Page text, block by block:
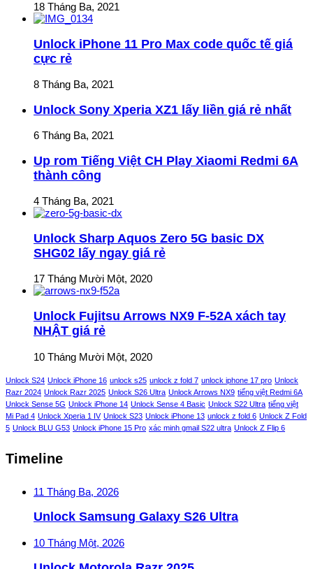
18 Tháng Ba, 2021
Unlock iPhone 11 Pro Max code quốc tế giá
cực rẻ
8 Tháng Ba, 2021
Unlock Sony Xperia XZ1 lấy liền giá rẻ nhất
6 Tháng Ba, 2021
Up rom Tiếng Việt CH Play Xiaomi Redmi 6A
thành công
4 Tháng Ba, 2021
Unlock Sharp Aquos Zero 5G basic DX
SHG02 lấy ngay giá rẻ
17 Tháng Mười Một, 2020
Unlock Fujitsu Arrows NX9 F-52A xách tay
NHẬT giá rẻ
10 Tháng Mười Một, 2020
Unlock S24 Unlock iPhone 16 unlock s25 unlock z fold 7 unlock iphone 17 pro Unlock
Razr 2024 Unlock Razr 2025 Unlock S26 Ultra Unlock Arrows NX9 tiếng việt Redmi 6A
Unlock Sense 5G Unlock iPhone 14 Unlock Sense 4 Basic Unlock S22 Ultra tiếng việt
Mi Pad 4 Unlock Xperia 1 IV Unlock S23 Unlock iPhone 13 unlock z fold 6 Unlock Z Fold
5 Unlock BLU G53 Unlock iPhone 15 Pro xác minh gmail S22 ultra Unlock Z Flip 6
Timeline
11 Tháng Ba, 2026
Unlock Samsung Galaxy S26 Ultra
10 Tháng Một, 2026